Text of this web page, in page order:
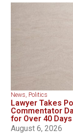
News, Politics
Lawyer Takes
Commentator
for Over 40 Days
August 6, 2026